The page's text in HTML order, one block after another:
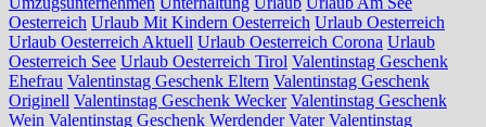
Oesterreich Urlaub Mit Kindern Oesterreich Urlaub Oesterreich
Urlaub Oesterreich Aktuell Urlaub Oesterreich Corona Urlaub
Oesterreich See Urlaub Oesterreich Tirol Valentinstag Geschenk
Ehefrau Valentinstag Geschenk Eltern Valentinstag Geschenk
Originell Valentinstag Geschenk Wecker Valentinstag Geschenk
Wein Valentinstag Geschenk Werdender Vater Valentinstag